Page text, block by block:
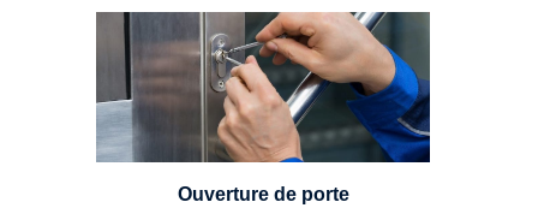
Vous avez perdu vos clés ou la
porte s'est refermée derrière vous
? Un serrurier est disponible
24h/7.
Ouverture de porte